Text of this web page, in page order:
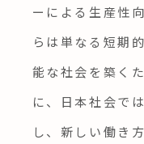
ーによる生産性
らは単なる短期
能な社会を築く
に、日本社会で
し、新しい働き